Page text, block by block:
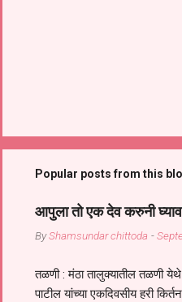
Popular posts from this
आपुला तो एक देव करुनी
ByShamsundar chittoda -
तळणी : मंठा तालुक्यातील तळणी येथे
पाटील यांच्या एकदिवसीय हरी